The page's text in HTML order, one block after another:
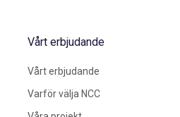
Vårt erbjudande
Vårt erbjudande
Varför välja NCC